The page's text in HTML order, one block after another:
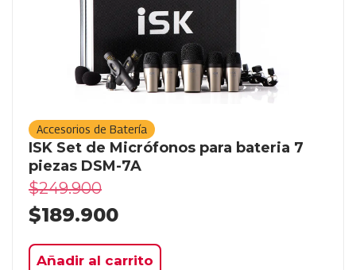
Accesorios de Batería
ISK Set de Micrófonos para bateria 7
piezas DSM-7A
$249.900
$189.900
Añadir al carrito